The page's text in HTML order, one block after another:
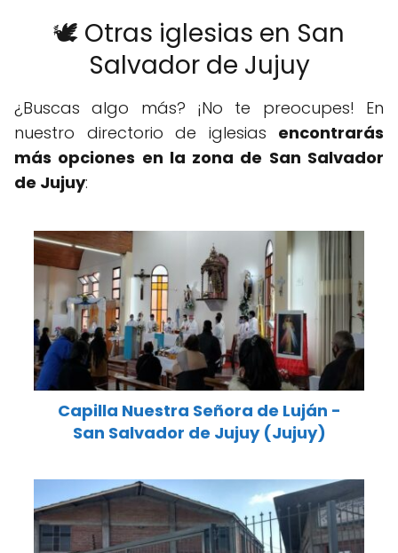
🕊️ Otras iglesias en San
Salvador de Jujuy
¿Buscas algo más? ¡No te preocupes! En
nuestro directorio de iglesias encontrarás
más opciones en la zona de San Salvador
de Jujuy:
Capilla Nuestra Señora de Luján -
San Salvador de Jujuy (Jujuy)